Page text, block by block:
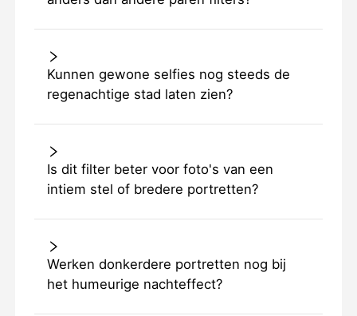
Kunnen gewone selfies nog steeds de
regenachtige stad laten zien?
Is dit filter beter voor foto's van een
intiem stel of bredere portretten?
Werken donkerdere portretten nog bij
het humeurige nachteffect?